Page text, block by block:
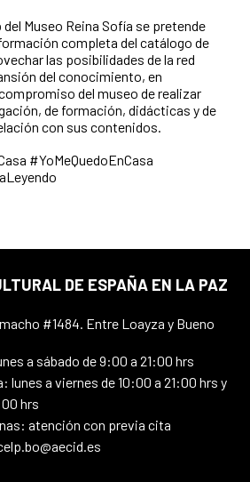
del Museo Reina Sofía se pretende
completa del catálogo de
las posibilidades de la red
del conocimiento, en
del museo de realizar
de formación, didácticas y de
con sus contenidos.
#YoMeQuedoEnCasa
DE ESPAÑA EN LA PAZ
#1484. Entre Loayza y Bueno
a sábado de 9:00 a 21:00 hrs
lunes a viernes de 10:00 a 21:00 hrs y
hrs
atención con previa cita